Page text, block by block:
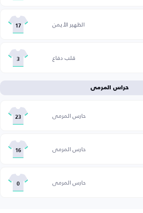
الظهير الأيمن 17
قلب دفاع 3
حراس المرمى
حارس المرمى 23
حارس المرمى 16
حارس المرمى 0